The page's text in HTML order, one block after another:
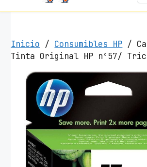
Inicio / Consumibles HP /
Tinta Original HP nº57/